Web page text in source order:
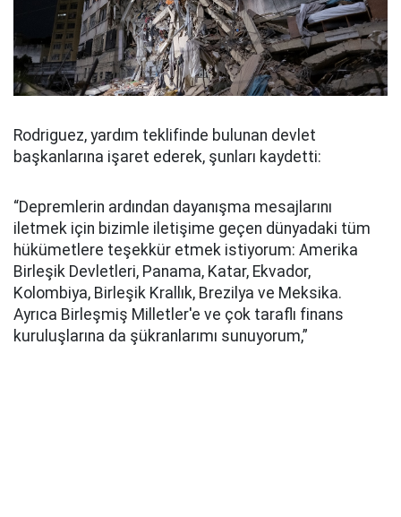
Rodriguez, yardım teklifinde bulunan devlet
başkanlarına işaret ederek, şunları kaydetti:
“Depremlerin ardından dayanışma mesajlarını
iletmek için bizimle iletişime geçen dünyadaki tüm
hükümetlere teşekkür etmek istiyorum: Amerika
Birleşik Devletleri, Panama, Katar, Ekvador,
Kolombiya, Birleşik Krallık, Brezilya ve Meksika.
Ayrıca Birleşmiş Milletler'e ve çok taraflı finans
kuruluşlarına da şükranlarımı sunuyorum,”